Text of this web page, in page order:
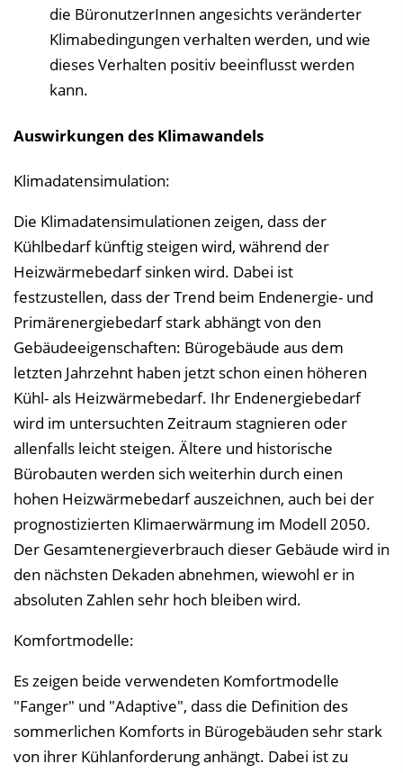
die BüronutzerInnen angesichts veränderter
Klimabedingungen verhalten werden, und wie
dieses Verhalten positiv beeinflusst werden
kann.
Auswirkungen des Klimawandels
Klimadatensimulation:
Die Klimadatensimulationen zeigen, dass der
Kühlbedarf künftig steigen wird, während der
Heizwärmebedarf sinken wird. Dabei ist
festzustellen, dass der Trend beim Endenergie- und
Primärenergiebedarf stark abhängt von den
Gebäudeeigenschaften: Bürogebäude aus dem
letzten Jahrzehnt haben jetzt schon einen höheren
Kühl- als Heizwärmebedarf. Ihr Endenergiebedarf
wird im untersuchten Zeitraum stagnieren oder
allenfalls leicht steigen. Ältere und historische
Bürobauten werden sich weiterhin durch einen
hohen Heizwärmebedarf auszeichnen, auch bei der
prognostizierten Klimaerwärmung im Modell 2050.
Der Gesamtenergieverbrauch dieser Gebäude wird in
den nächsten Dekaden abnehmen, wiewohl er in
absoluten Zahlen sehr hoch bleiben wird.
Komfortmodelle:
Es zeigen beide verwendeten Komfortmodelle
"Fanger" und "Adaptive", dass die Definition des
sommerlichen Komforts in Bürogebäuden sehr stark
von ihrer Kühlanforderung anhängt. Dabei ist zu